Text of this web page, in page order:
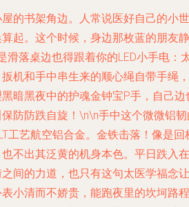
的书架角边。人常说医好自己的小世
起。这个时候，身边那枚蓝的朋友静
落桌边也得跟着你的LED小手电：
机和手中串生来的顺心绳自带手绳，
暗黑夜中的护魂金钟宝P手，自己边
防防跌自旋！\n\n手中这个微微铝
工艺航空铝合金。金铁击落！像是回
不出其泛黄的机身本色。平日跌入在
间的力道，也只有这句太医学福念让
小清而不娇贵，能跑夜里的坎坷路程